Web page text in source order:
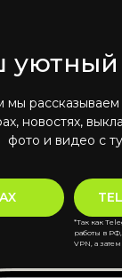
уютный
мы
новостях,
фото и видео с
*Так как
работы в
VPN, а